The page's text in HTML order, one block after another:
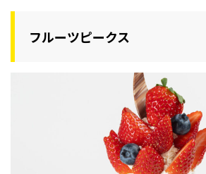
フルーツピークス